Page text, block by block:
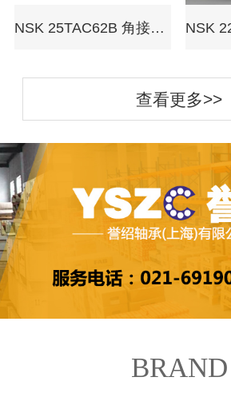
NSK 25TAC62B 角接触球轴承
查看更多>>
BRAND